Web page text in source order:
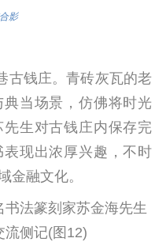
影
钱庄。青砖灰瓦的老
当场景，仿佛将时光
生对古钱庄内保存完
现出浓厚兴趣，不时
金融文化。